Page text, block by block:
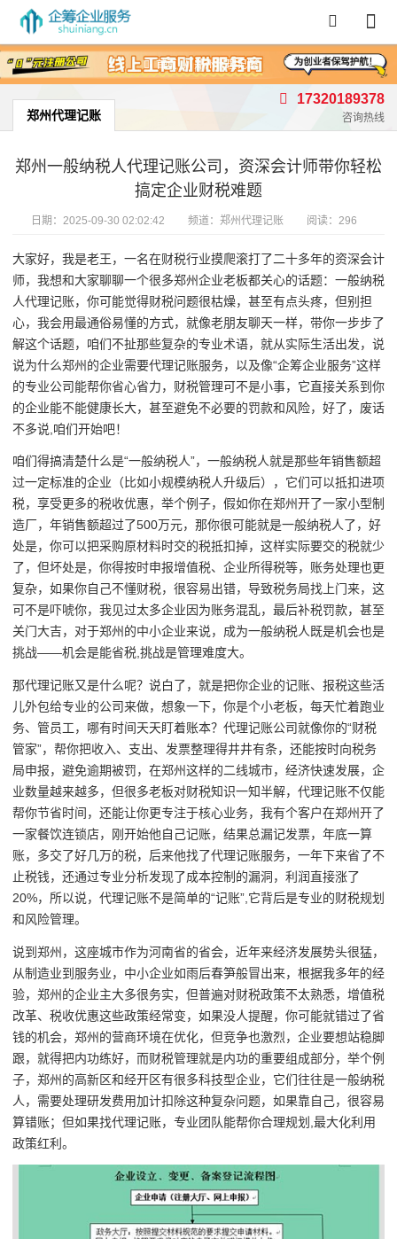
首页 / 郑州代理记账
郑州代理记账
17320189378
咨询热线
郑州一般纳税人代理记账公司，资深会计师带你轻松
搞定企业财税难题
日期： 2025-09-30 02:02:42 频道： 郑州代理记账 阅读：296
大家好，我是老王，一名在财税行业摸爬滚打了二十多年的资深会计
师，我想和大家聊聊一个很多郑州企业老板都关心的话题：一般纳税
人代理记账，你可能觉得财税问题很枯燥，甚至有点头疼，但别担
心，我会用最通俗易懂的方式，就像老朋友聊天一样，带你一步步了
解这个话题，咱们不扯那些复杂的专业术语，就从实际生活出发，说
说为什么郑州的企业需要代理记账服务，以及像“企筹企业服务”这样
的专业公司能帮你省心省力，财税管理可不是小事，它直接关系到你
的企业能不能健康长大，甚至避免不必要的罚款和风险，好了，废话
不多说,咱们开始吧！
咱们得搞清楚什么是“一般纳税人”，一般纳税人就是那些年销售额超
过一定标准的企业（比如小规模纳税人升级后），它们可以抵扣进项
税，享受更多的税收优惠，举个例子，假如你在郑州开了一家小型制
造厂，年销售额超过了500万元，那你很可能就是一般纳税人了，好
处是，你可以把采购原材料时交的税抵扣掉，这样实际要交的税就少
了，但坏处是，你得按时申报增值税、企业所得税等，账务处理也更
复杂，如果你自己不懂财税，很容易出错，导致税务局找上门来，这
可不是吓唬你，我见过太多企业因为账务混乱，最后补税罚款，甚至
关门大吉，对于郑州的中小企业来说，成为一般纳税人既是机会也是
挑战——机会是能省税,挑战是管理难度大。
那代理记账又是什么呢？说白了，就是把你企业的记账、报税这些活
儿外包给专业的公司来做，想象一下，你是个小老板，每天忙着跑业
务、管员工，哪有时间天天盯着账本？代理记账公司就像你的“财税
管家”，帮你把收入、支出、发票整理得井井有条，还能按时向税务
局申报，避免逾期被罚，在郑州这样的二线城市，经济快速发展，企
业数量越来越多，但很多老板对财税知识一知半解，代理记账不仅能
帮你节省时间，还能让你更专注于核心业务，我有个客户在郑州开了
一家餐饮连锁店，刚开始他自己记账，结果总漏记发票，年底一算
账，多交了好几万的税，后来他找了代理记账服务，一年下来省了不
止税钱，还通过专业分析发现了成本控制的漏洞，利润直接涨了
20%，所以说，代理记账不是简单的“记账”,它背后是专业的财税规划
和风险管理。
说到郑州，这座城市作为河南省的省会，近年来经济发展势头很猛，
从制造业到服务业，中小企业如雨后春笋般冒出来，根据我多年的经
验，郑州的企业主大多很务实，但普遍对财税政策不太熟悉，增值税
改革、税收优惠这些政策经常变，如果没人提醒，你可能就错过了省
钱的机会，郑州的营商环境在优化，但竞争也激烈，企业要想站稳脚
跟，就得把内功练好，而财税管理就是内功的重要组成部分，举个例
子，郑州的高新区和经开区有很多科技型企业，它们往往是一般纳税
人，需要处理研发费用加计扣除这种复杂问题，如果靠自己，很容易
算错账；但如果找代理记账，专业团队能帮你合理规划,最大化利用
政策红利。